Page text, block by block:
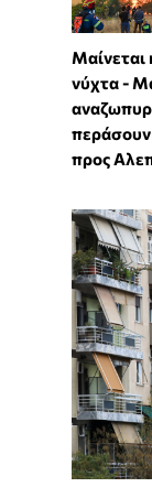
Μαίνεται
νύχτα -
περάσουν
προς